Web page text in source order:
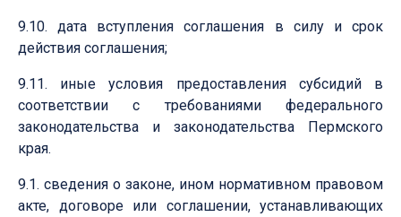
9.10. дата вступления соглашения в силу и срок
действия соглашения;
9.11. иные условия предоставления субсидий в
соответствии с требованиями федерального
законодательства и законодательства Пермского
края.
9.1. сведения о законе, ином нормативном правовом
акте, договоре или соглашении, устанавливающих